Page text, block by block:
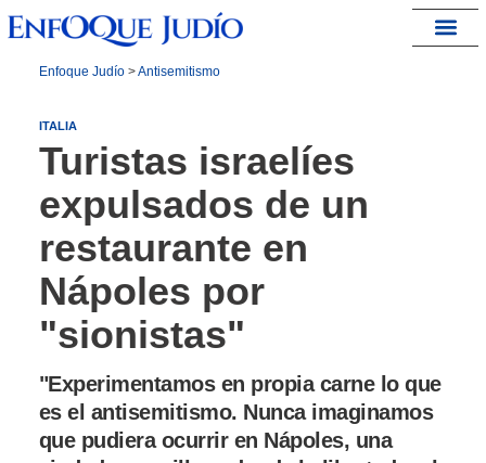
Enfoque Judío>Antisemitismo
ITALIA
Turistas israelíes
expulsados ​​de un
restaurante en
Nápoles por
"sionistas"
"Experimentamos en propia carne lo que
es el antisemitismo. Nunca imaginamos
que pudiera ocurrir en Nápoles, una